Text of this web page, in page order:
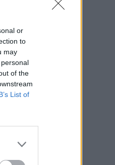
or
to
may
of the
List of